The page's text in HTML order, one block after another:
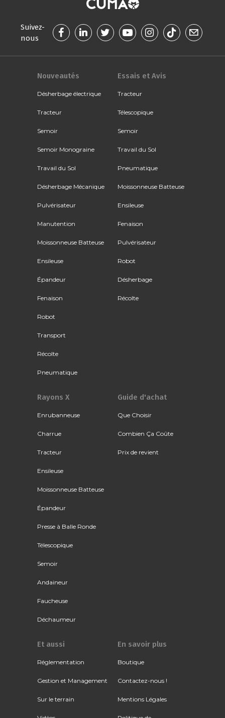
Suivez-
nous
Nouveautés
Désherbage électrique
Tracteur
Semoir
Semoir Monograine
Travail du Sol
Désherbage Mécanique
Pulvérisateur
Manutention
Moissonneuse Batteuse
Ensileuse
Épandeur
Fenaison
Robot
Transport
Récolte
Pneumatique
Essais et Avis
Tracteur
Télescopique
Semoir
Travail du Sol
Pneumatique
Moissonneuse Batteuse
Ensileuse
Fenaison
Pulvérisateur
Robot
Désherbage
Récolte
Rayons X
Enrubanneuse
Charrue
Tracteur
Ensileuse
Moissonneuse Batteuse
Épandeur
Presse à Balle Ronde
Télescopique
Semoir
Andaineur
Faucheuse
Déchaumeur
Guide d'achat
Que Choisir
Combien Ça Coûte
Prix de revient
Et aussi
Réglementation
Gestion et Management
Sur le terrain
En savoir plus
Boutique
Contactez-nous !
Mentions Légales